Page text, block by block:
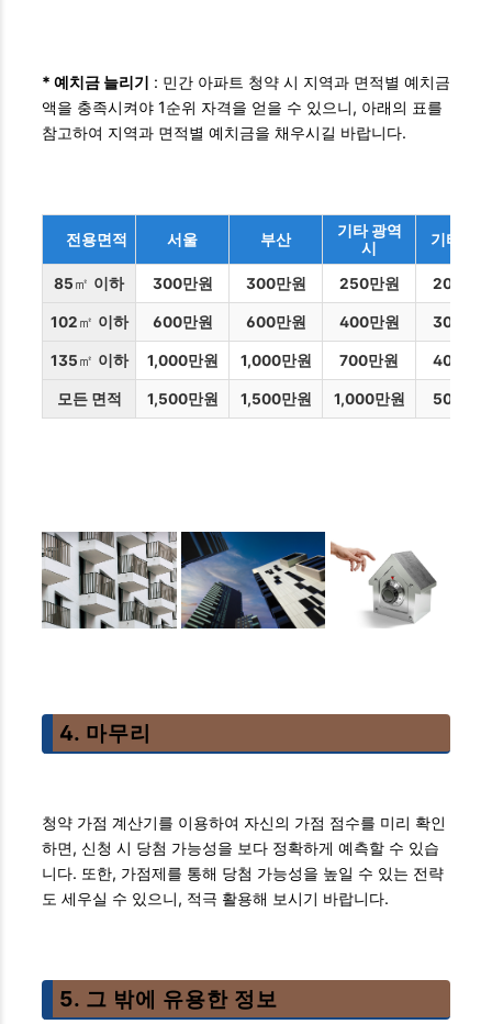
* 예치금 늘리기 : 민간 아파트 청약 시 지역과 면적별 예치금
액을 충족시켜야 1순위 자격을 얻을 수 있으니, 아래의 표를
참고하여 지역과 면적별 예치금을 채우시길 바랍니다.
전용면적 서울 부산
기타 광역
시
기타 시
85㎡ 이하 300만원 300만원 250만원 200만원
102㎡ 이하 600만원 600만원 400만원 300만원
135㎡ 이하 1,000만원 1,000만원 700만원 400만원
모든 면적 1,500만원 1,500만원 1,000만원 500만원
4. 마무리
청약 가점 계산기를 이용하여 자신의 가점 점수를 미리 확인
하면, 신청 시 당첨 가능성을 보다 정확하게 예측할 수 있습
니다. 또한, 가점제를 통해 당첨 가능성을 높일 수 있는 전략
도 세우실 수 있으니, 적극 활용해 보시기 바랍니다.
5. 그 밖에 유용한 정보